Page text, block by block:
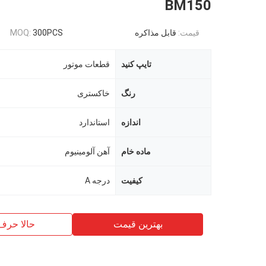
BM150
قیمت: قابل مذاکره MOQ: 300PCS
تایپ کنید قطعات موتور
رنگ خاکستری
اندازه استاندارد
ماده خام آهن آلومینیوم
کیفیت درجه A
بهترین قیمت حالا